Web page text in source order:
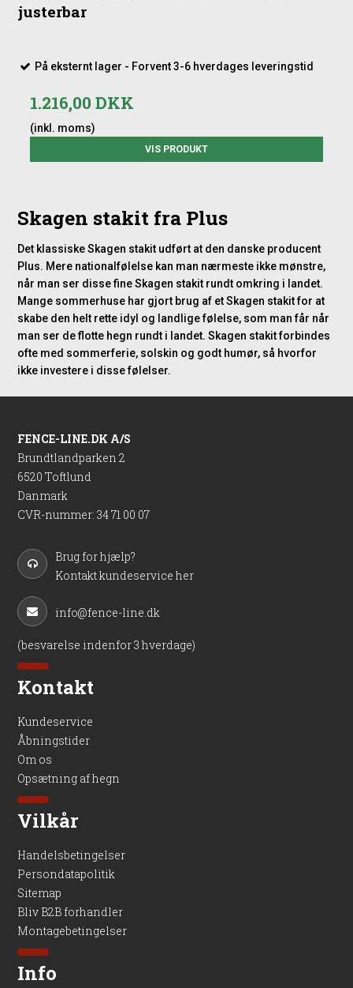
justerbar
På eksternt lager - Forvent 3-6 hverdages leveringstid
1.216,00 DKK
(inkl. moms)
VIS PRODUKT
Skagen stakit fra Plus
Det klassiske Skagen stakit udført at den danske producent
Plus. Mere nationalfølelse kan man nærmeste ikke mønstre,
når man ser disse fine Skagen stakit rundt omkring i landet.
Mange sommerhuse har gjort brug af et Skagen stakit for at
skabe den helt rette idyl og landlige følelse, som man får når
man ser de flotte hegn rundt i landet. Skagen stakit forbindes
ofte med sommerferie, solskin og godt humør, så hvorfor
ikke investere i disse følelser.
FENCE-LINE.DK A/S
Brundtlandparken 2
6520 Toftlund
Danmark
CVR-nummer: 34 71 00 07
Brug for hjælp?
Kontakt kundeservice her
info@fence-line.dk
(besvarelse indenfor 3 hverdage)
Kontakt
Kundeservice
Åbningstider
Om os
Opsætning af hegn
Vilkår
Handelsbetingelser
Persondatapolitik
Sitemap
Bliv B2B forhandler
Montagebetingelser
Info